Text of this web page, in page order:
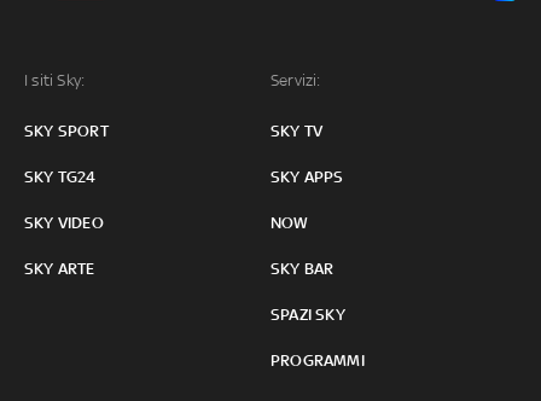
I siti Sky:
SKY SPORT
SKY TG24
SKY VIDEO
SKY ARTE
Servizi:
SKY TV
SKY APPS
NOW
SKY BAR
SPAZI SKY
PROGRAMMI